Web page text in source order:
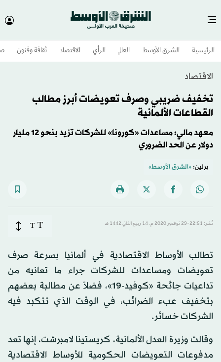
الرئيسية الشرق الأوسط​ العالم الرأي الاقتصاد ثقافة وفنون
الاقتصاد
تخفيف ضريبي وصرف تعويضات أبرز مطالب
القطاعات الألمانية
معهد مالي: مساعدات «كورونا» للشركات تزيد بنحو 12 مليار
دولار عن الحد الضروري
برلين:«الشرق الأوسط»
نُشر: 22:51-29 نوفمبر 2020 م ـ 14 ربيع الثاني 1442 هـ T
T
تطالب الأوساط الاقتصادية في ألمانيا بسرعة صرف
تعويضات ومساعدات للشركات جراء ما تعانيه من
تداعيات جائحة «كوفيد-19»، فضلاً عن مطالبة بعضهم
بتخفيف عبء الضرائب، في الوقت الذي تتكبد فيه
الشركات خسائر.
وقالت وزيرة العدل الألمانية، كريستينا لامبرشت، إنها تعد
مدفوعات التعويضات الحكومية للأوساط الاقتصادية